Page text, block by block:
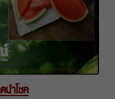
นำโชค